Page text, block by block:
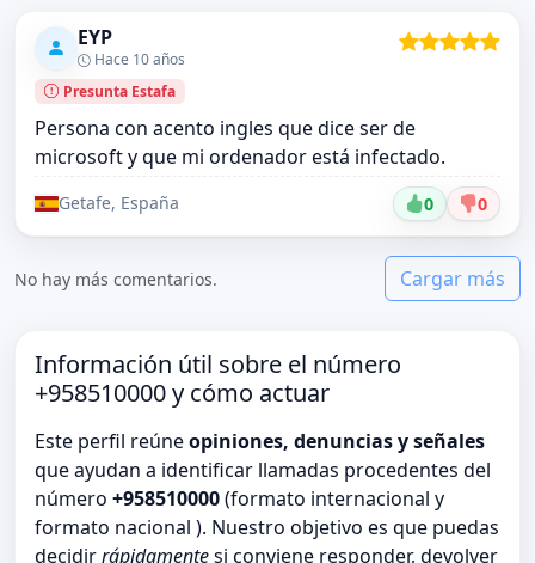
EYP
Hace 10 años
Presunta Estafa
Persona con acento ingles que dice ser de
microsoft y que mi ordenador está infectado.
Getafe, España 0 0
No hay más comentarios. Cargar más
Información útil sobre el número
+958510000 y cómo actuar
Este perfil reúneopiniones, denuncias y señales
que ayudan a identificar llamadas procedentes del
número +958510000(formato internacional y
formato nacional ). Nuestro objetivo es que puedas
decidirrápidamentesi conviene responder, devolver